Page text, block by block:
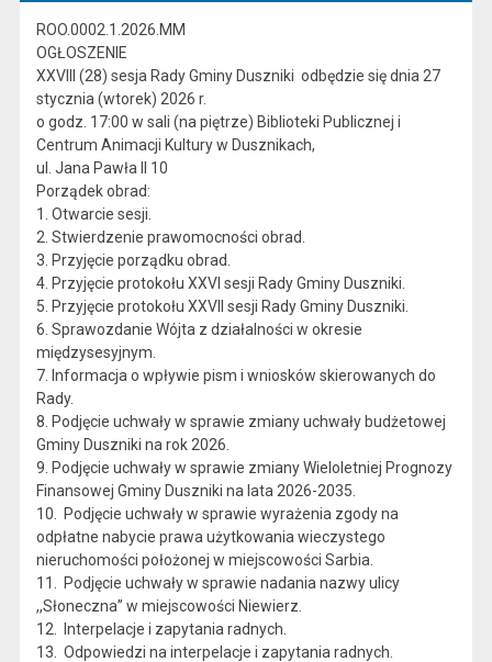
ROO.0002.1.2026.MM
OGŁOSZENIE
XXVIII (28) sesja Rady Gminy Duszniki odbędzie się dnia 27
stycznia (wtorek) 2026 r.
o godz. 17:00 w sali (na piętrze) Biblioteki Publicznej i
Centrum Animacji Kultury w Dusznikach,
ul. Jana Pawła II 10
Porządek obrad:
1. Otwarcie sesji.
2. Stwierdzenie prawomocności obrad.
3. Przyjęcie porządku obrad.
4. Przyjęcie protokołu XXVI sesji Rady Gminy Duszniki.
5. Przyjęcie protokołu XXVII sesji Rady Gminy Duszniki.
6. Sprawozdanie Wójta z działalności w okresie
międzysesyjnym.
7. Informacja o wpływie pism i wniosków skierowanych do
Rady.
8. Podjęcie uchwały w sprawie zmiany uchwały budżetowej
Gminy Duszniki na rok 2026.
9. Podjęcie uchwały w sprawie zmiany Wieloletniej Prognozy
Finansowej Gminy Duszniki na lata 2026-2035.
10. Podjęcie uchwały w sprawie wyrażenia zgody na
odpłatne nabycie prawa użytkowania wieczystego
nieruchomości położonej w miejscowości Sarbia.
11. Podjęcie uchwały w sprawie nadania nazwy ulicy
,,Słoneczna’’ w miejscowości Niewierz.
12. Interpelacje i zapytania radnych.
13. Odpowiedzi na interpelacje i zapytania radnych.